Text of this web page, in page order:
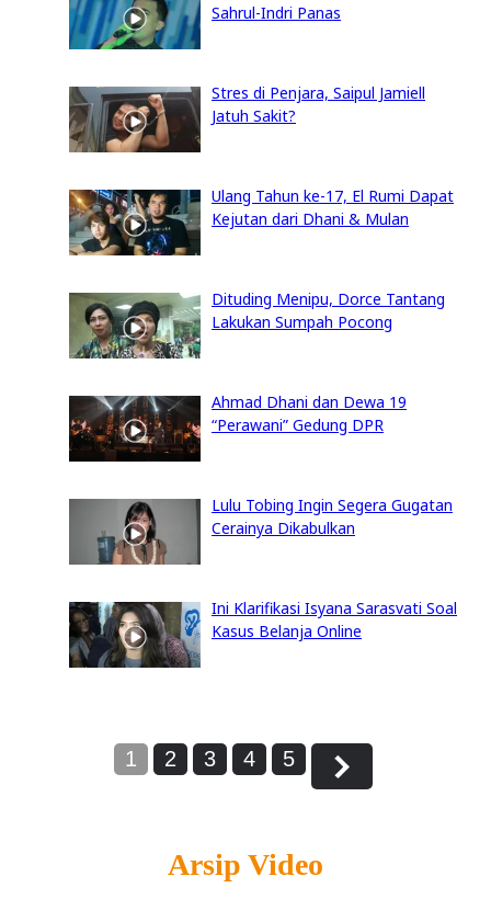
Sahrul-Indri Panas
Stres di Penjara, Saipul Jamiell
Jatuh Sakit?
Ulang Tahun ke-17, El Rumi Dapat
Kejutan dari Dhani & Mulan
Dituding Menipu, Dorce Tantang
Lakukan Sumpah Pocong
Ahmad Dhani dan Dewa 19
“Perawani” Gedung DPR
Lulu Tobing Ingin Segera Gugatan
Cerainya Dikabulkan
Ini Klarifikasi Isyana Sarasvati Soal
Kasus Belanja Online
1 2 3 4 5
Arsip Video